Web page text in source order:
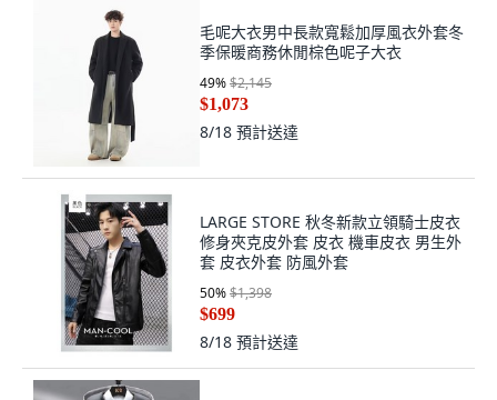
毛呢大衣男中長款寬鬆加厚風衣外套冬
季保暖商務休閒棕色呢子大衣
49%$2,145
$1,073
8/18 預計送達
LARGE STORE 秋冬新款立領騎士皮衣
修身夾克皮外套 皮衣 機車皮衣 男生外
套 皮衣外套 防風外套
50%$1,398
$699
8/18 預計送達